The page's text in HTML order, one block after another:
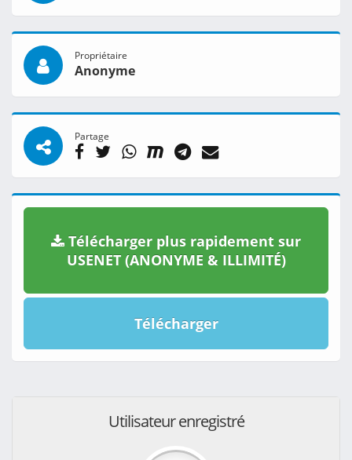
Propriétaire
Anonyme
Partage
Télécharger plus rapidement sur
USENET (ANONYME & ILLIMITÉ)
Télécharger
Utilisateur enregistré